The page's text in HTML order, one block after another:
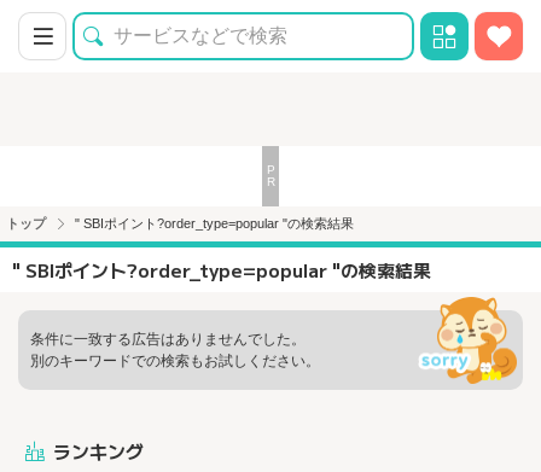
トップ " SBIポイント?order_type=popular "の検索結果
" SBIポイント?order_type=popular "の検索結果
条件に一致する広告はありませんでした。
別のキーワードでの検索もお試しください。
ランキング